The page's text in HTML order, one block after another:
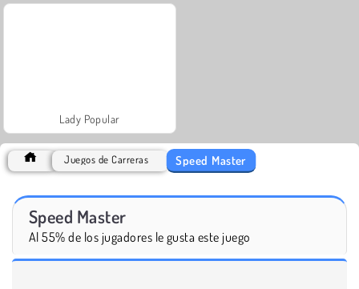
Lady Popular
Juegos de Carreras Speed Master
Speed Master
Al 55% de los jugadores le gusta este juego